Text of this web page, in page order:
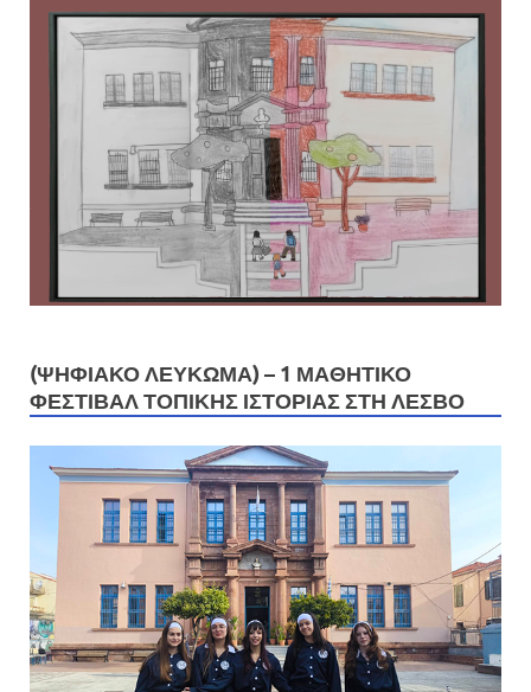
(ΨΗΦΙΑΚΟ ΛΕΥΚΩΜΑ) – 1 ΜΑΘΗΤΙΚΌ
ΦΕΣΤΙΒΆΛ ΤΟΠΙΚΉΣ ΙΣΤΟΡΊΑΣ ΣΤΗ ΛΈΣΒΟ